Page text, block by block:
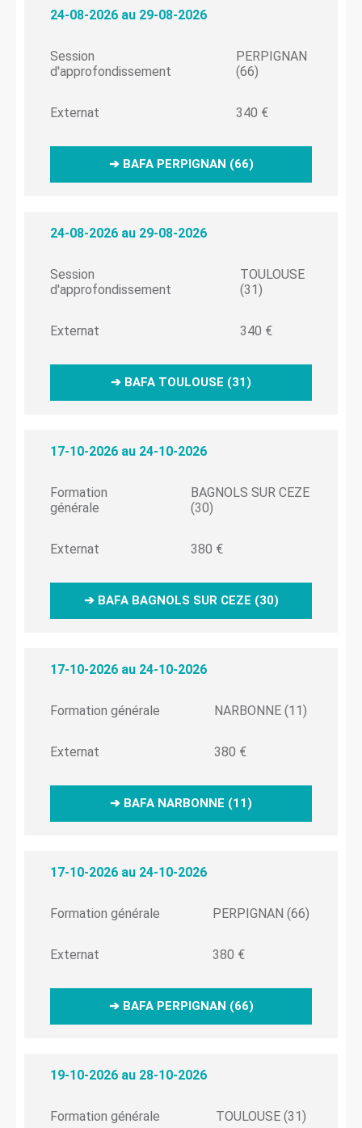
24-08-2026 au 29-08-2026
Session
d'approfondissement
PERPIGNAN
(66)
Externat 340 €
➔ BAFA PERPIGNAN (66)
24-08-2026 au 29-08-2026
Session
d'approfondissement
TOULOUSE
(31)
Externat 340 €
➔ BAFA TOULOUSE (31)
17-10-2026 au 24-10-2026
Formation
générale
BAGNOLS SUR CEZE
(30)
Externat 380 €
➔ BAFA BAGNOLS SUR CEZE (30)
17-10-2026 au 24-10-2026
Formation générale NARBONNE (11)
Externat 380 €
➔ BAFA NARBONNE (11)
17-10-2026 au 24-10-2026
Formation générale PERPIGNAN (66)
Externat 380 €
➔ BAFA PERPIGNAN (66)
19-10-2026 au 28-10-2026
Formation générale TOULOUSE (31)